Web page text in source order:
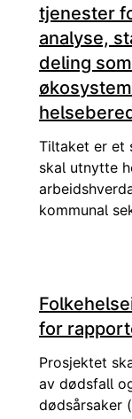
tjenester
analyse,
deling
Tiltaket er et
skal utnytte
kommunal
for
Prosjektet
av dødsfall
dødsårsaker